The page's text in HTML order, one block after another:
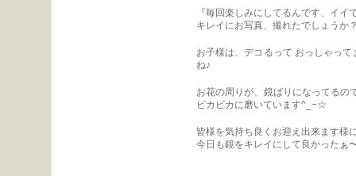
『毎回楽しみにしてるんです、イ
キレイにお写真、撮れたでしょうか
お子様は、デコるって おっしゃっ
ね♪
お花の周りが、鏡ばりになってるの
ビカビカに磨いています^_−☆
皆様を気持ち良くお迎え出来ます様
今日も鏡をキレイにして良かったぁ